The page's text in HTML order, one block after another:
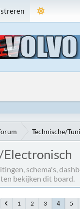
Technische/
schema's,
bekijken dit board.
1 2 3 4 5